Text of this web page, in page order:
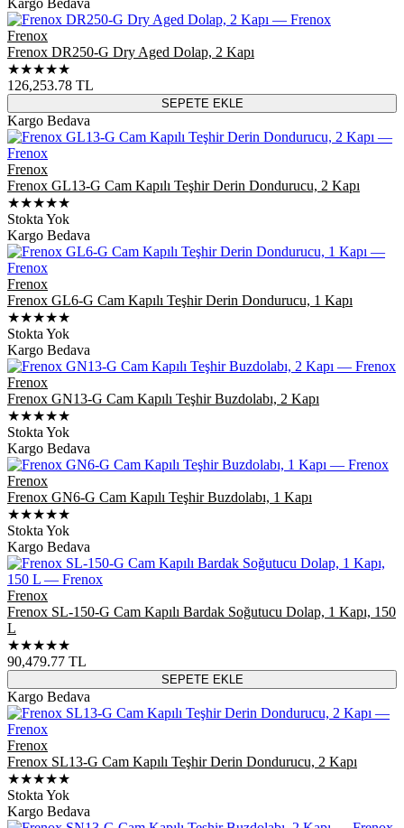
Frenox
Frenox DR250-G Dry Aged Dolap, 2 Kapı
★★★★★
126,253.78 TL
SEPETE EKLE
Kargo Bedava
Frenox
Frenox GL13-G Cam Kapılı Teşhir Derin Dondurucu, 2 Kapı
★★★★★
Stokta Yok
Kargo Bedava
Frenox
Frenox GL6-G Cam Kapılı Teşhir Derin Dondurucu, 1 Kapı
★★★★★
Stokta Yok
Kargo Bedava
Frenox
Frenox GN13-G Cam Kapılı Teşhir Buzdolabı, 2 Kapı
★★★★★
Stokta Yok
Kargo Bedava
Frenox
Frenox GN6-G Cam Kapılı Teşhir Buzdolabı, 1 Kapı
★★★★★
Stokta Yok
Kargo Bedava
Frenox
Frenox SL-150-G Cam Kapılı Bardak Soğutucu Dolap, 1 Kapı, 150
L
★★★★★
90,479.77 TL
SEPETE EKLE
Kargo Bedava
Frenox
Frenox SL13-G Cam Kapılı Teşhir Derin Dondurucu, 2 Kapı
★★★★★
Stokta Yok
Kargo Bedava